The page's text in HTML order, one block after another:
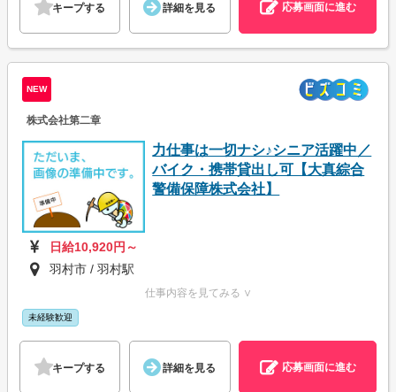
キープする 詳細を見る 応募画面に進む
NEW
株式会社第二章
力仕事は一切ナシ♪シニア活躍中／
バイク・携帯貸出し可【大真綜合
警備保障株式会社】
日給10,920円～
羽村市 / 羽村駅
仕事内容を見てみる ∨
未経験歓迎
キープする 詳細を見る 応募画面に進む